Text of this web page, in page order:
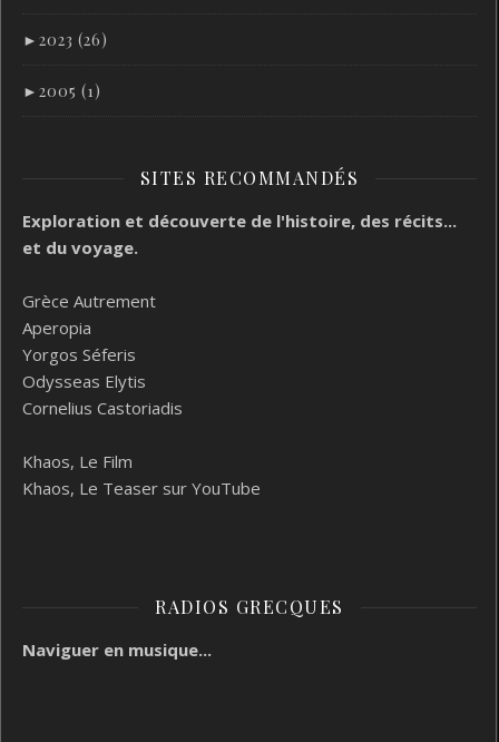
► 2023 (26)
► 2005 (1)
SITES RECOMMANDÉS
Exploration et découverte de l'histoire, des récits...
et du voyage.
Grèce Autrement
Aperopia
Yorgos Séferis
Odysseas Elytis
Cornelius Castoriadis
Khaos, Le Film
Khaos, Le Teaser sur YouTube
RADIOS GRECQUES
Naviguer en musique...